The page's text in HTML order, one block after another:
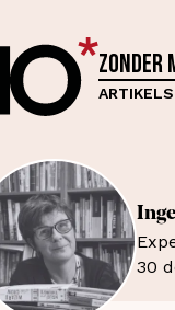
Zonder
ARTIKELS
Inge
30